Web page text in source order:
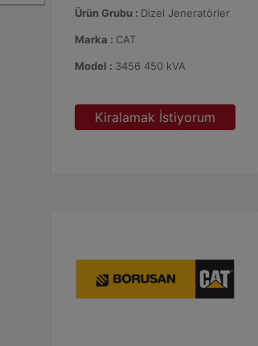
Ürün Grubu : Dizel Jeneratörler
Marka : CAT
Model : 3456 450 kVA
Kiralamak İstiyorum